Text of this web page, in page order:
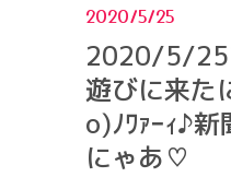
2020/5/25
2020/5/25
遊びに来た
o)ﾉﾜｧｰｨ♪新
にゃあ♡